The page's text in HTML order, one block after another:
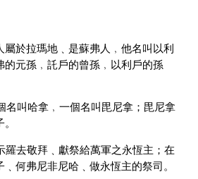
屬於拉瑪地﹑是蘇弗人﹐他名叫以利
的元孫﹐託戶的曾孫﹐以利戶的孫
名叫哈拿﹐一個名叫毘尼拿；毘尼拿
羅去敬拜﹑獻祭給萬軍之永恆主；在
何弗尼非尼哈﹑做永恆主的祭司。